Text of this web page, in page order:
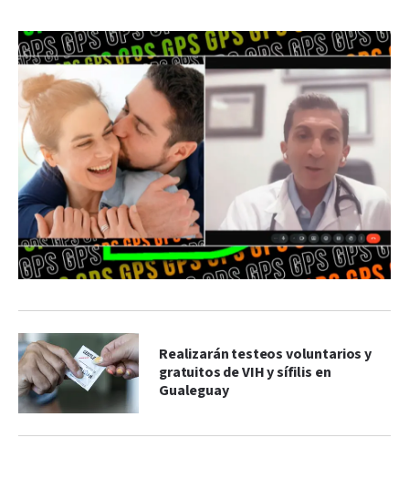
Realizarán testeos voluntarios y
gratuitos de VIH y sífilis en
Gualeguay